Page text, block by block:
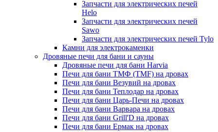
Запчасти для электрических печей
Helo
Запчасти для электрических печей
Sawo
Запчасти для электрических печей Tylo
Камни для электрокаменки
Дровяные печи для бани и сауны
Дровяные печи для бани Harvia
Печи для бани ТМФ (TMF) на дровах
Печи для бани Везувий на дровах
Печи для бани Теплодар на дровах
Печи для бани Царь-Печи на дровах
Печи для бани Варвара на дровах
Печи для бани Grill'D на дровах
Печи для бани Ермак на дровах